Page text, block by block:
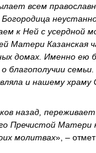
всем
к Ней с усердной
Матери Казанская
домах. Именно ею
благополучии
и нашему храму
назад,
Пречистой Матери
молитвах», –